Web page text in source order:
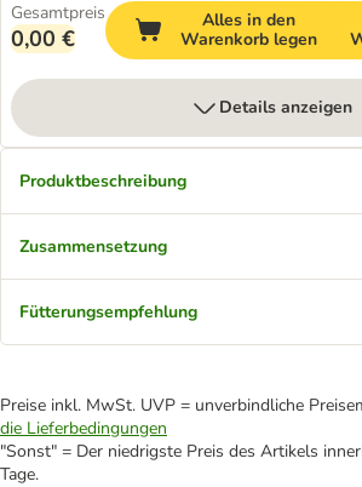
Gesamtpreis
0,00 €
Alles in den
Warenkorb legen
Details anzeigen
Produktbeschreibung
Zusammensetzung
Fütterungsempfehlung
Preise inkl. MwSt. UVP = unverbindliche
die Lieferbedingungen
"Sonst" = Der niedrigste Preis des Artikels
Tage.